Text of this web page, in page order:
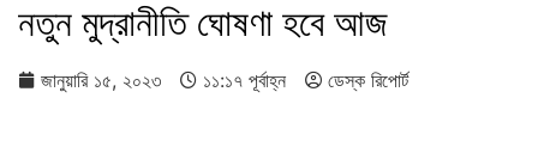
নতুন মুদ্রানীতি ঘোষণা হবে আজ
জানুয়ারি ১৫, ২০২৩ ১১:১৭ পূর্বাহ্ন ডেস্ক রিপোর্ট